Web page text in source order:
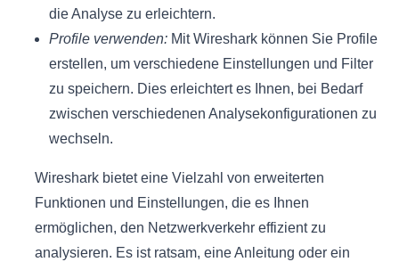
die Analyse zu erleichtern.
Profile verwenden: Mit Wireshark können Sie Profile
erstellen, um verschiedene Einstellungen und Filter
zu speichern. Dies erleichtert es Ihnen, bei Bedarf
zwischen verschiedenen Analysekonfigurationen zu
wechseln.
Wireshark bietet eine Vielzahl von erweiterten
Funktionen und Einstellungen, die es Ihnen
ermöglichen, den Netzwerkverkehr effizient zu
analysieren. Es ist ratsam, eine Anleitung oder ein